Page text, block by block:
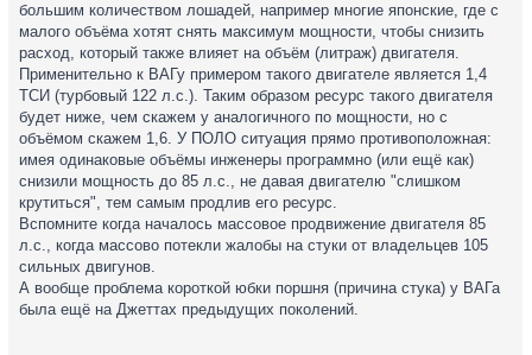
большим количеством лошадей, например многие японские, где с
малого объёма хотят снять максимум мощности, чтобы снизить
расход, который также влияет на объём (литраж) двигателя.
Применительно к ВАГу примером такого двигателе является 1,4
ТСИ (турбовый 122 л.с.). Таким образом ресурс такого двигателя
будет ниже, чем скажем у аналогичного по мощности, но с
объёмом скажем 1,6. У ПОЛО ситуация прямо противоположная:
имея одинаковые объёмы инженеры программно (или ещё как)
снизили мощность до 85 л.с., не давая двигателю "слишком
крутиться", тем самым продлив его ресурс.
Вспомните когда началось массовое продвижение двигателя 85
л.с., когда массово потекли жалобы на стуки от владельцев 105
сильных двигунов.
А вообще проблема короткой юбки поршня (причина стука) у ВАГа
была ещё на Джеттах предыдущих поколений.